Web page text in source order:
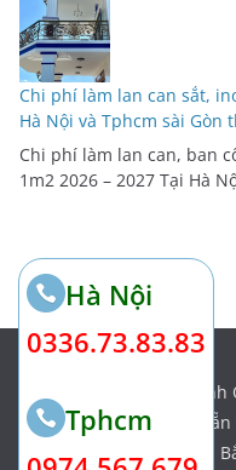
Chi phí làm lan can sắt,
Hà Nội và Tphcm sài Gòn
Chi phí làm lan can, ban
1m2 2026 – 2027 Tại Hà
Địa chỉ: Ngõ 11, Tả
Tphcm Sài Gòn thợ có
_ Nam Của đội thợ Miền
Hà Nội
0336.73.83.83
Tphcm